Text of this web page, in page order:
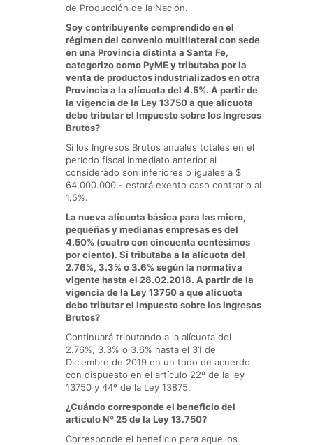
de Producción de la Nación.
Soy contribuyente comprendido en el
régimen del convenio multilateral con sede
en una Provincia distinta a Santa Fe,
categorizo como PyME y tributaba por la
venta de productos industrializados en otra
Provincia a la alícuota del 4.5%. A partir de
la vigencia de la Ley 13750 a que alícuota
debo tributar el Impuesto sobre los Ingresos
Brutos?
Si los Ingresos Brutos anuales totales en el
período fiscal inmediato anterior al
considerado son inferiores o iguales a $
64.000.000.- estará exento caso contrario al
1.5%.
La nueva alícuota básica para las micro,
pequeñas y medianas empresas es del
4.50% (cuatro con cincuenta centésimos
por ciento). Si tributaba a la alícuota del
2.76%, 3.3% o 3.6% según la normativa
vigente hasta el 28.02.2018. A partir de la
vigencia de la Ley 13750 a que alícuota
debo tributar el Impuesto sobre los Ingresos
Brutos?
Continuará tributando a la alícuota del
2.76%, 3.3% o 3.6% hasta el 31 de
Diciembre de 2019 en un todo de acuerdo
con dispuesto en el artículo 22º de la ley
13750 y 44º de la Ley 13875.
¿Cuándo corresponde el beneficio del
artículo Nº 25 de la Ley 13.750?
Corresponde el beneficio para aquellos